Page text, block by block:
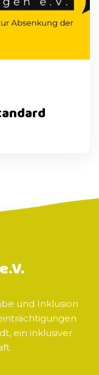
und Inklusion
ein inklusiver